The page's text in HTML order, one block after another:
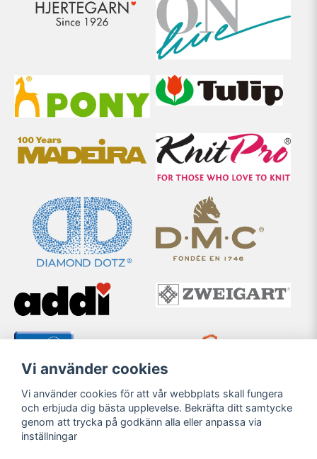
Vi använder cookies
Vi använder cookies för att vår webbplats skall fungera
och erbjuda dig bästa upplevelse. Bekräfta ditt samtycke
genom att trycka på godkänn alla eller anpassa via
inställningar